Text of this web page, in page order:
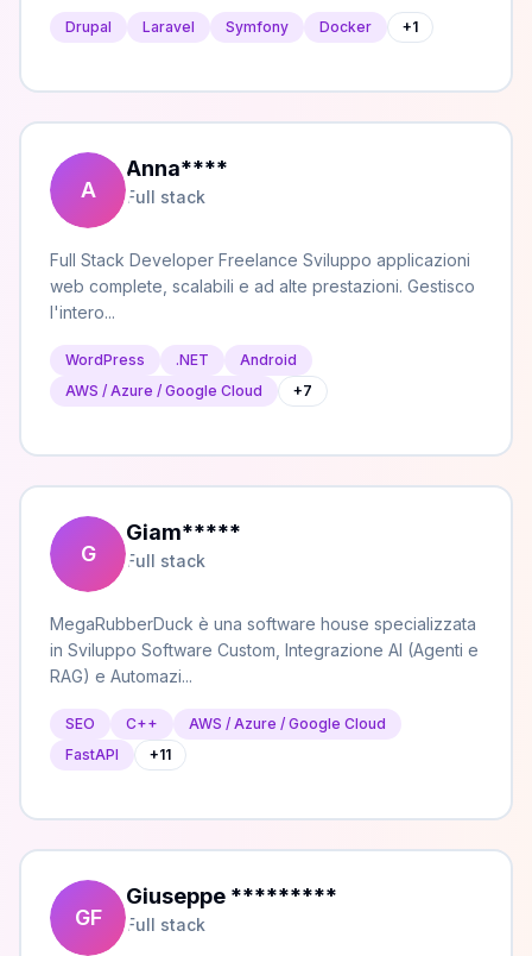
Drupal Laravel Symfony Docker +1
A
Anna****
Full stack
​Full Stack Developer Freelance ​Sviluppo applicazioni
web complete, scalabili e ad alte prestazioni. Gestisco
l'intero...
WordPress .NET
Android
AWS / Azure / Google Cloud
+7
G
Giam*****
Full stack
MegaRubberDuck è una software house specializzata
in Sviluppo Software Custom, Integrazione AI (Agenti e
RAG) e Automazi...
SEO C++
AWS / Azure / Google Cloud
FastAPI
+11
GF
Giuseppe *********
Full stack